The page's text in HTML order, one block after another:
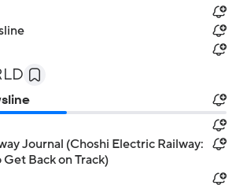
Journal (Choshi Electric Railway:
Back on Track)